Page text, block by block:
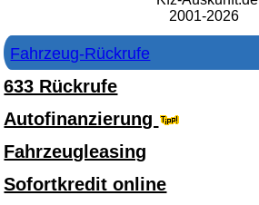
2001-2026
Fahrzeug-Rückrufe
633 Rückrufe
Autofinanzierung
Fahrzeugleasing
Sofortkredit online